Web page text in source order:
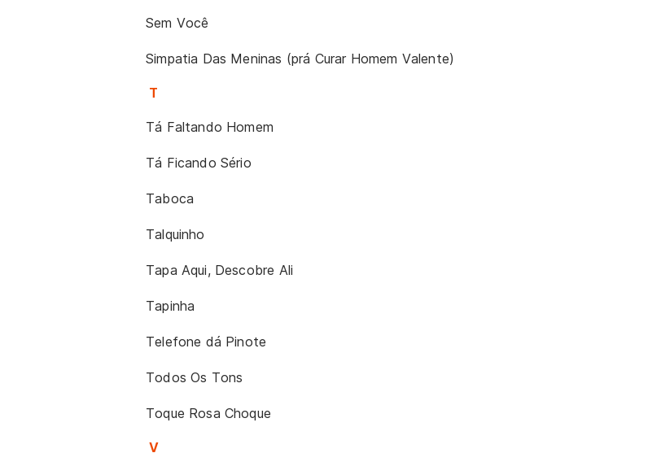
Sem Você
Simpatia Das Meninas (prá Curar Homem Valente)
T
Tá Faltando Homem
Tá Ficando Sério
Taboca
Talquinho
Tapa Aqui, Descobre Ali
Tapinha
Telefone dá Pinote
Todos Os Tons
Toque Rosa Choque
V